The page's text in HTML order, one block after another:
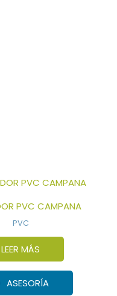
PVC CAMPANA
PVC
LEER MÁS
ASESORÍA